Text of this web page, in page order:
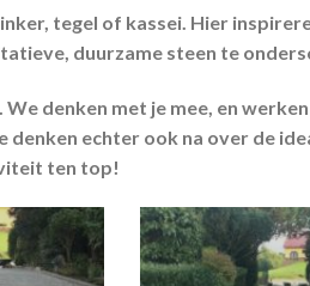
tegel of kassei. Hier
duurzame steen te
denken met je mee, en
echter ook na over de
ten top!